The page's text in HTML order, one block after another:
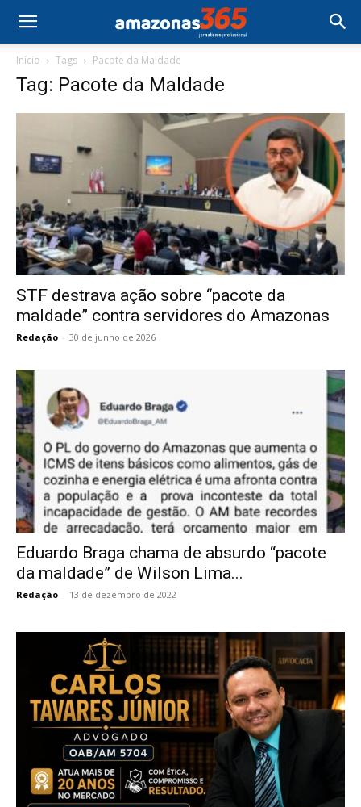
Início Tags Pacote da Maldade
Tag: Pacote da Maldade
STF destrava ação sobre “pacote da
maldade” contra servidores do Amazonas
Redação - 30 de junho de 2026
Eduardo Braga chama de absurdo “pacote
da maldade” de Wilson Lima...
Redação - 13 de dezembro de 2022